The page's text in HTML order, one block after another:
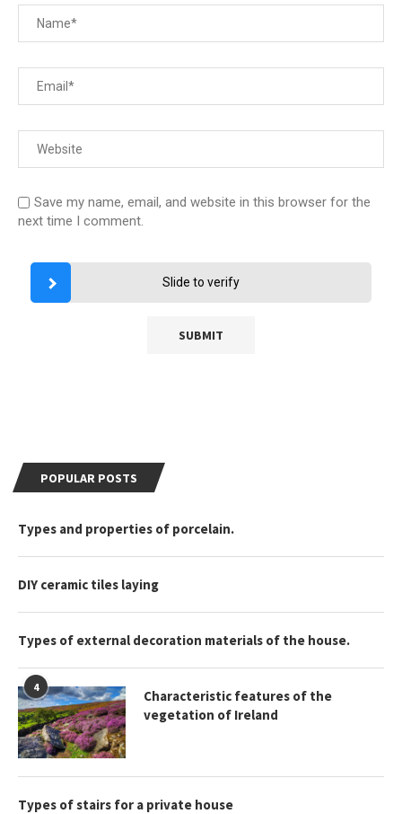
Save my name, email, and website in this browser for the
next time I comment.
Slide to verify
POPULAR POSTS
Types and properties of porcelain.
DIY ceramic tiles laying
Types of external decoration materials of the house.
4
Characteristic features of the
vegetation of Ireland
Types of stairs for a private house